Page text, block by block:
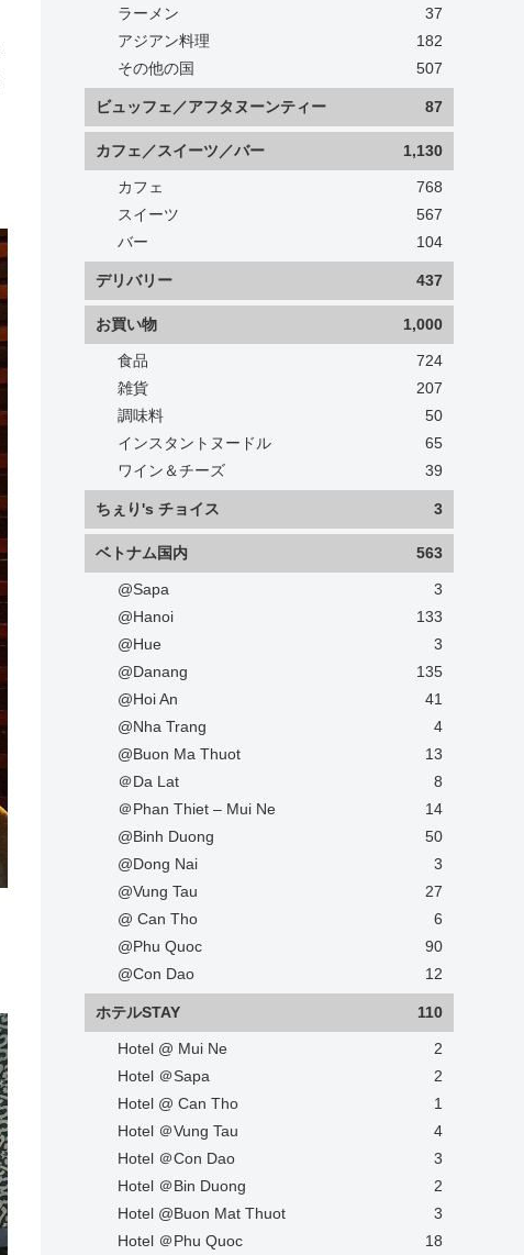
ラーメン
37
アジアン料理
182
その他の国
507
ビュッフェ／アフタヌーンティー 87
カフェ／スイーツ／バー 1,130
カフェ
768
スイーツ
567
バー
104
デリバリー 437
お買い物 1,000
食品
724
雑貨
207
調味料
50
インスタントヌードル
65
ワイン＆チーズ
39
ちぇり's チョイス 3
ベトナム国内 563
@Sapa
3
@Hanoi
133
@Hue
3
@Danang
135
@Hoi An
41
@Nha Trang
4
@Buon Ma Thuot
13
＠Da Lat
8
＠Phan Thiet – Mui Ne
14
@Binh Duong
50
@Dong Nai
3
@Vung Tau
27
@ Can Tho
6
@Phu Quoc
90
@Con Dao
12
ホテルSTAY 110
Hotel @ Mui Ne
2
Hotel ＠Sapa
2
Hotel @ Can Tho
1
Hotel ＠Vung Tau
4
Hotel ＠Con Dao
3
Hotel ＠Bin Duong
2
Hotel @Buon Mat Thuot
3
Hotel ＠Phu Quoc
18